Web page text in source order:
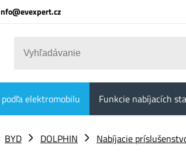
elektromobilu Funkcie nabíjacích
BYD DOLPHIN Nabíjacie